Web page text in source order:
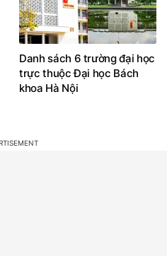
Danh sách 6 trường đại học
trực thuộc Đại học Bách
khoa Hà Nội